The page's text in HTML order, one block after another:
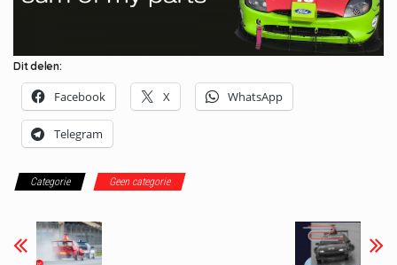
Dit delen:
Facebook X WhatsApp
Telegram
Categorie Geen categorie